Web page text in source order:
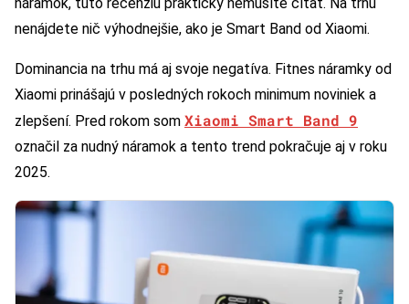
nenájdete nič výhodnejšie, ako je Smart Band od Xiaomi.
Dominancia na trhu má aj svoje negatíva. Fitnes náramky od
Xiaomi prinášajú v posledných rokoch minimum noviniek a
zlepšení. Pred rokom som Xiaomi Smart Band 9
označil za nudný náramok a tento trend pokračuje aj v roku
2025.